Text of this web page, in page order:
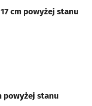
cm powyżej stanu
powyżej stanu